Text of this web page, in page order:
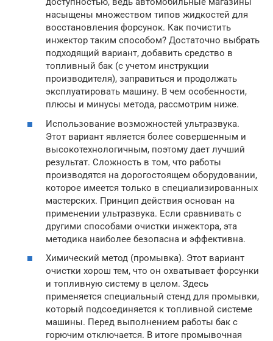
насыщены множеством типов жидкостей для
восстановления форсунок. Как почистить
инжектор таким способом? Достаточно выбрать
подходящий вариант, добавить средство в
топливный бак (с учетом инструкции
производителя), заправиться и продолжать
эксплуатировать машину. В чем особенности,
плюсы и минусы метода, рассмотрим ниже.
Использование возможностей ультразвука.
Этот вариант является более совершенным и
высокотехнологичным, поэтому дает лучший
результат. Сложность в том, что работы
производятся на дорогостоящем оборудовании,
которое имеется только в специализированных
мастерских. Принцип действия основан на
применении ультразвука. Если сравнивать с
другими способами очистки инжектора, эта
методика наиболее безопасна и эффективна.
Химический метод (промывка). Этот вариант
очистки хорош тем, что он охватывает форсунки
и топливную систему в целом. Здесь
применяется специальный стенд для промывки,
который подсоединяется к топливной системе
машины. Перед выполнением работы бак с
горючим отключается. В итоге промывочная